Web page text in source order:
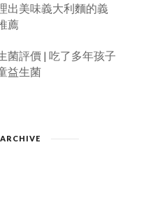
出美味義大利麵的義
薦
菌評價 | 吃了多年孩子
益生菌